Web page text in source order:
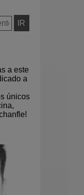
a este
a
únicos